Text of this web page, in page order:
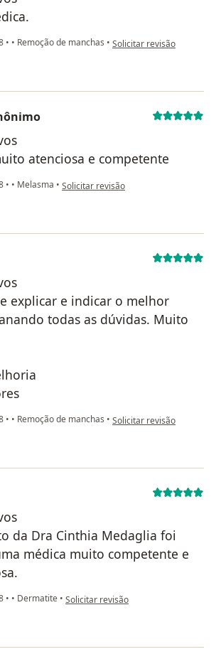
• • Remoção de manchas • na opinião do utilizador
Solicitar revisão
atenciosa e competente
• • Melasma • na opinião do utilizador paciente
Solicitar revisão
explicar e indicar o melhor
todas as dúvidas. Muito
• • Remoção de manchas • na opinião do utilizador
Solicitar revisão
da Dra Cinthia Medaglia foi
médica muito competente e
• • Dermatite • na opinião do utilizador anônimo
Solicitar revisão